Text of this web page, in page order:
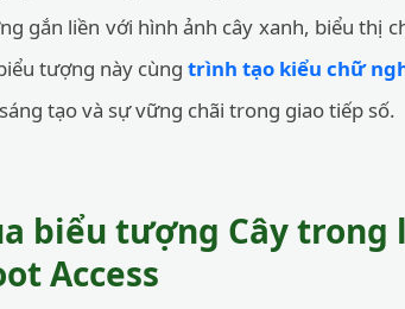
gắn liền với hình ảnh cây xanh, biểu thị
tượng này cùng trình tạo kiểu chữ
tạo và sự vững chãi trong giao tiếp số.
biểu tượng Cây trong
Access